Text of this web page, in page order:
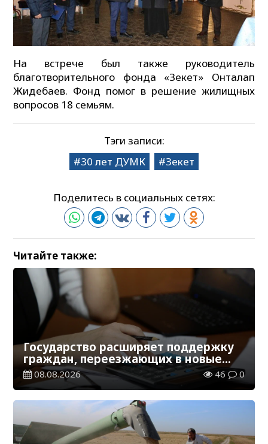
На встрече был также руководитель
благотворительного фонда «Зекет» Онталап
Жидебаев. Фонд помог в решение жилищных
вопросов 18 семьям.
Тэги записи:
30 лет ДУМК
Зекет
Поделитесь в социальных сетях:
Читайте также:
Государство расширяет поддержку
граждан, переезжающих в новые
регионы для работы
08.08.2026 46 0